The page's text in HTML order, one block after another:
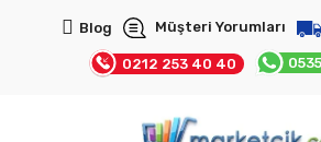
Blog Müşteri Yorumları
0212 253 40 40